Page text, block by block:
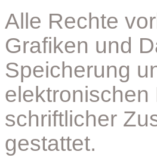
Alle Rechte
Grafiken und
Speicherung
elektronischen
schriftlicher
gestattet.